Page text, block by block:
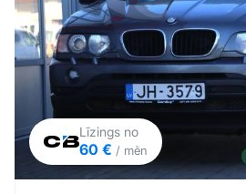
Līzings no
60 € / mēn